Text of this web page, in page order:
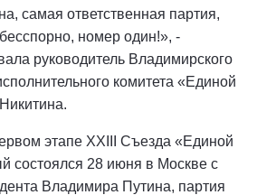
самая ответственная партия,
номер один!», -
руководитель Владимирского
комитета «Единой
этапе XXIII Съезда «Единой
состоялся 28 июня в Москве с
Владимира Путина, партия